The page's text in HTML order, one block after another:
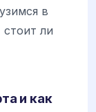
в
стоит ли
и как